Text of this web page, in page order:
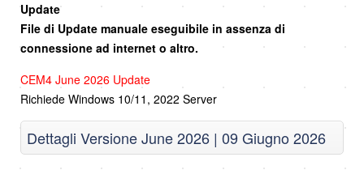
Update
File di Update manuale eseguibile in assenza di
connessione ad internet o altro.
CEM4 June 2026 Update
Richiede Windows 10/11, 2022 Server
Dettagli Versione June 2026 | 09 Giugno 2026